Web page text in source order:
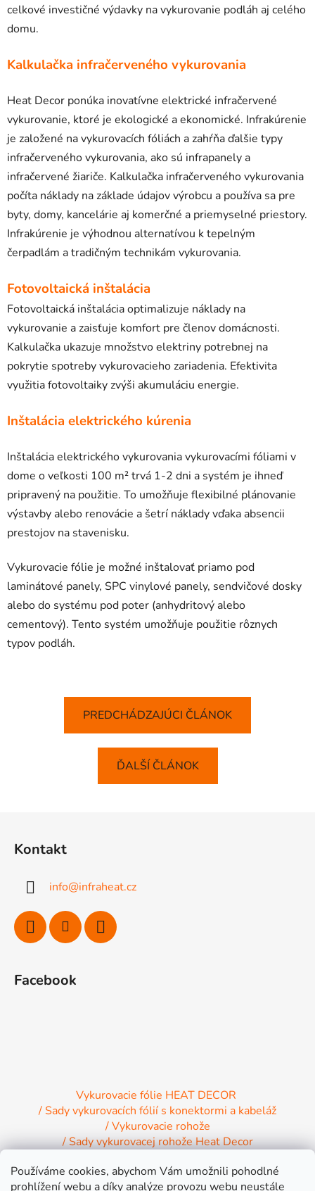
Používáme cookies, abychom Vám umožnili pohodlné
prohlížení webu a díky analýze provozu webu neustále
celkové investičné výdavky na vykurovanie podláh aj celého
domu.
Kalkulačka infračerveného vykurovania
Heat Decor ponúka inovatívne elektrické infračervené
vykurovanie, ktoré je ekologické a ekonomické. Infrakúrenie
je založené na vykurovacích fóliách a zahŕňa ďalšie typy
infračerveného vykurovania, ako sú infrapanely a
infračervené žiariče. Kalkulačka infračerveného vykurovania
počíta náklady na základe údajov výrobcu a používa sa pre
byty, domy, kancelárie aj komerčné a priemyselné priestory.
Infrakúrenie je výhodnou alternatívou k tepelným
čerpadlám a tradičným technikám vykurovania.
Fotovoltaická inštalácia
Fotovoltaická inštalácia optimalizuje náklady na
vykurovanie a zaisťuje komfort pre členov domácnosti.
Kalkulačka ukazuje množstvo elektriny potrebnej na
pokrytie spotreby vykurovacieho zariadenia. Efektivita
využitia fotovoltaiky zvýši akumuláciu energie.
Inštalácia elektrického kúrenia
Inštalácia elektrického vykurovania vykurovacími fóliami v
dome o veľkosti 100 m² trvá 1-2 dni a systém je ihneď
pripravený na použitie. To umožňuje flexibilné plánovanie
výstavby alebo renovácie a šetrí náklady vďaka absencii
prestojov na stavenisku.
Vykurovacie fólie je možné inštalovať priamo pod
laminátové panely, SPC vinylové panely, sendvičové dosky
alebo do systému pod poter (anhydritový alebo
cementový). Tento systém umožňuje použitie rôznych
typov podláh.
PREDCHÁDZAJÚCI ČLÁNOK
ĎALŠÍ ČLÁNOK
Kontakt
info@infraheat.cz
Facebook
Vykurovacie fólie HEAT DECOR
/ Sady vykurovacích fólií s konektormi a kabeláž
/ Vykurovacie rohože
/ Sady vykurovacej rohože Heat Decor
/ Inštalačný materiál / Vykurovacie Infrapanely
/ Relaxačné lehátko NIRE s Infra ohrevom